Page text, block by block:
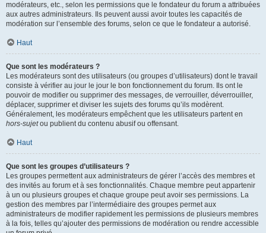
modérateurs, etc., selon les permissions que le fondateur du forum a attribuées
aux autres administrateurs. Ils peuvent aussi avoir toutes les capacités de
modération sur l’ensemble des forums, selon ce que le fondateur a autorisé.
Haut
Que sont les modérateurs ?
Les modérateurs sont des utilisateurs (ou groupes d’utilisateurs) dont le travail
consiste à vérifier au jour le jour le bon fonctionnement du forum. Ils ont le
pouvoir de modifier ou supprimer des messages, de verrouiller, déverrouiller,
déplacer, supprimer et diviser les sujets des forums qu’ils modèrent.
Généralement, les modérateurs empêchent que les utilisateurs partent en
hors-sujetou publient du contenu abusif ou offensant.
Haut
Que sont les groupes d’utilisateurs ?
Les groupes permettent aux administrateurs de gérer l’accès des membres et
des invités au forum et à ses fonctionnalités. Chaque membre peut appartenir
à un ou plusieurs groupes et chaque groupe peut avoir ses permissions. La
gestion des membres par l’intermédiaire des groupes permet aux
administrateurs de modifier rapidement les permissions de plusieurs membres
à la fois, telles qu’ajouter des permissions de modération ou rendre accessible